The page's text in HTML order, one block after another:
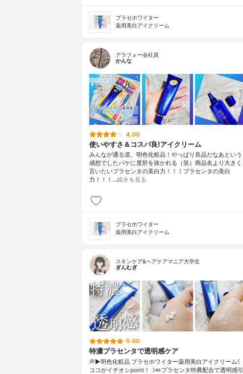
プラセホワイター
薬用美白アイクリーム
アラフォー会社員
かんな
4.00
使いやすさ＆コスパ良!アイクリーム
みんなが通る道、明色化粧品！やっぱり良品だなあという
感想でしたパケに度肝を抜かれる（笑）商品名より大きく
言いたいプラセンタの美白力！！！プラセンタの美白
力！！！…続きを見る
プラセホワイター
薬用美白アイクリーム
スキンケア&ヘアケアマニア大学生
ぎんむぎ
5.00
特濃プラセンタで透明感ケア
💭▶️明色化粧品 プラセホワイター薬用美白アイクリーム☾
ココがイチオシpoint！☽✏️プラセンタ特農配合で透明感引